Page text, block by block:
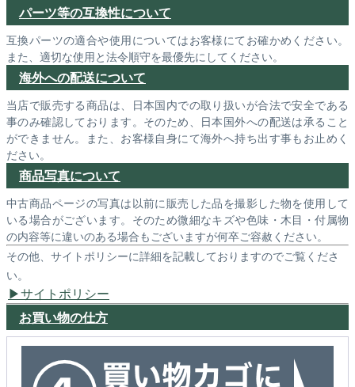
パーツ等の互換性について
互換パーツの適合や使用についてはお客様にてお確かめください。
また、適切な使用と法令順守を最優先にしてください。
海外への配送について
当店で販売する商品は、日本国内での取り扱いが合法で安全である
事のみ確認しております。そのため、日本国外への配送は承ること
ができません。また、お客様自身にて海外へ持ち出す事もお止めく
ださい。
商品写真について
中古商品ページの写真は以前に販売した品を撮影した物を使用して
いる場合がございます。そのため微細なキズや色味・木目・付属物
の内容等に違いのある場合もございますが何卒ご容赦ください。
その他、サイトポリシーに詳細を記載しておりますのでご覧くださ
い。
サイトポリシー
お買い物の仕方